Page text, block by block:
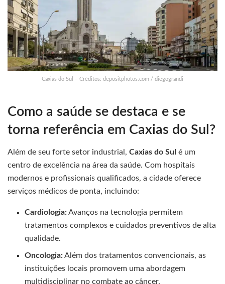
Caxias do Sul – Créditos: depositphotos.com / diegograndi
Como a saúde se destaca e se
torna referência em Caxias do Sul?
Além de seu forte setor industrial, Caxias do Sul é um
centro de excelência na área da saúde. Com hospitais
modernos e profissionais qualificados, a cidade oferece
serviços médicos de ponta, incluindo:
Cardiologia:Avanços na tecnologia permitem
tratamentos complexos e cuidados preventivos de alta
qualidade.
Oncologia:Além dos tratamentos convencionais, as
instituições locais promovem uma abordagem
multidisciplinar no combate ao câncer.